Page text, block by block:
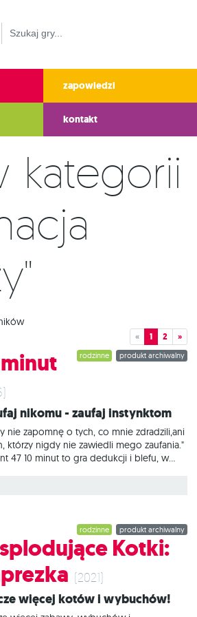
zapowiedzi
kontakt
« 1 2 »
produkt archiwalny
rodzinne
ufaj nikomu - zaufaj instynktom
nie zapomnę o tych, co mnie zdradzili,ani
którzy nigdy nie zawiedli mego zaufania."
47 10 minut to gra dedukcji i blefu, w
(prowadzeni przez pozostałych graczy).
z zabójców posiada przy sobie trzy bronie:
i karabin snajperski. Każdą z
zasadami użycia. Cały trik polega na
zabijając kogoś nie zdradzamy ani w jaki
popełniono morderstwo, ani która z
zabiła. Musimy tak
produkt archiwalny
rodzinne
Kotki:
(2021)
więcej kotów i wybuchów!